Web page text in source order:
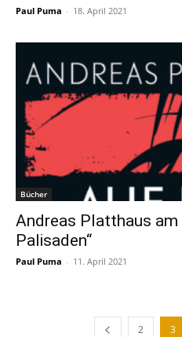
Paul Puma - 18. April 2021
Bücher
Andreas Platthaus am
Palisaden“
Paul Puma - 11. April 2021
2 3